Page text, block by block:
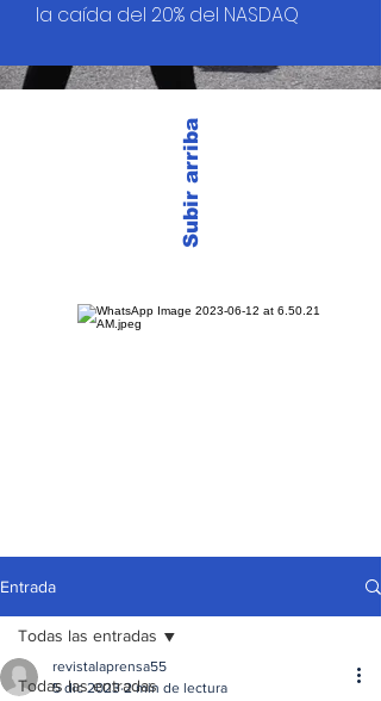
Subir arriba
la caída del 20% del NASDAQ
Entrada
Todas las entradas
Todas las entradas
revistalaprensa55
5 dic 2023 2 min de lectura